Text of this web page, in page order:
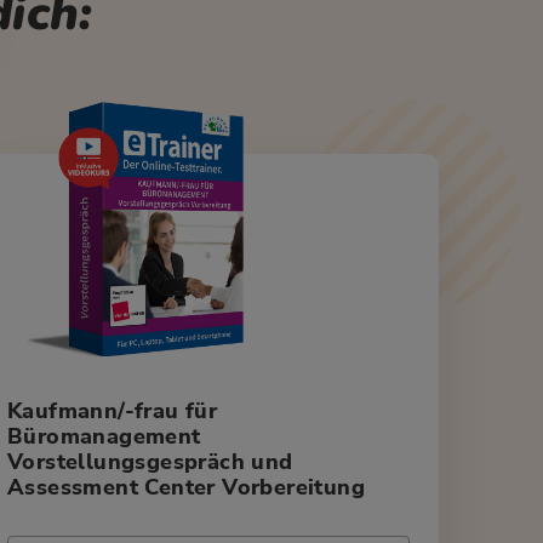
Kaufmann/-frau für
Büromanagement
Vorstellungsgespräch und
Assessment Center Vorbereitung